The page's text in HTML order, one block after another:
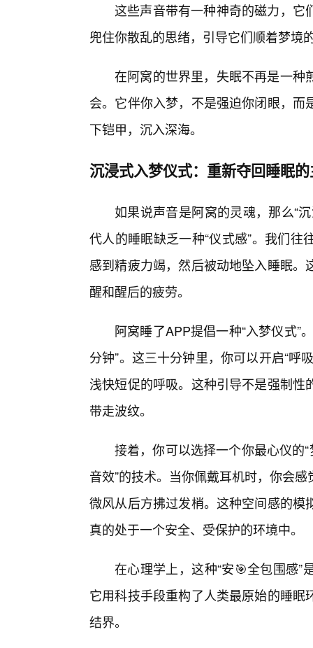
这些声音带有一种神奇的磁力，它
兜住你散乱的思绪，引导它们顺着梦境
在阿窝的世界里，失眠不再是一种
会。它伴你入梦，不是强迫你闭眼，
下铠甲，沉入深海。
沉浸式入梦仪式：重新夺回睡眠
如果说声音是阿窝的灵魂，那么“
代人的睡眠缺乏一种“仪式感”。我们
感到精疲力竭，然后被动地坠入睡眠
醒和醒后的疲劳。
阿窝睡了APP提倡一种“入梦仪式”
分钟”。这三十分钟里，你可以开启“呼
浅快短促的呼吸。这种引导不是强制
带走波纹。
接着，你可以选择一个你最心仪的
音效”的技术。当你佩戴耳机时，你会
微风从后方拂过发梢。这种空间感的
真的处于一个安全、受保护的环境中。
在心理学上，这种“安🎯全包围感
它用科技手段重构了人类最原始的睡
结界。